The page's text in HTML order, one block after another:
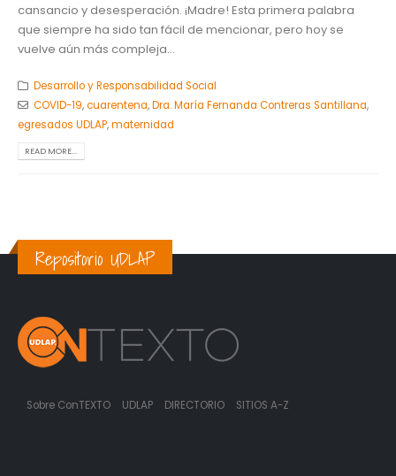
cansancio y desesperación. ¡Madre! Esta primera palabra
que siempre ha sido tan fácil de mencionar, pero hoy se
vuelve aún más compleja...
Desarrollo y Responsabilidad Social
COVID-19,cuarentena,Dra. María Fernanda Contreras Santillana,
egresados UDLAP,maternidad
READ MORE...
Repositorio UDLAP
Sobre ConTEXTO UDLAP DIRECTORIO SITIOS A-Z